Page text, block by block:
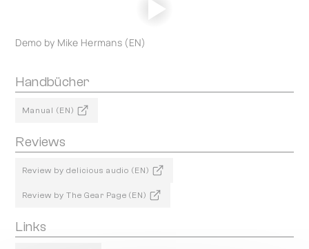
Demo by Mike Hermans (EN)
Handbücher
Manual (EN)
Reviews
Review by delicious audio (EN)
Review by The Gear Page (EN)
Links